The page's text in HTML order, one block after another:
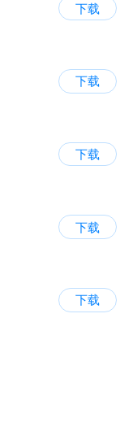
下载
下载
下载
下载
下载